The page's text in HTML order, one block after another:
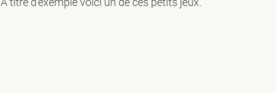
À titre d’exemple voici un de ces petits jeux.